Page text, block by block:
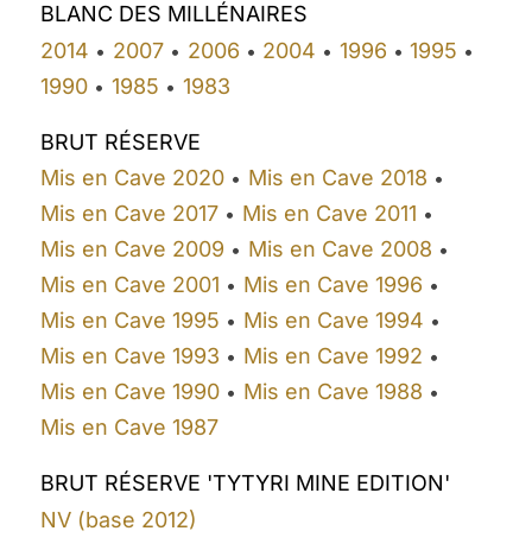
BLANC DES MILLÉNAIRES
2014 • 2007• 2006 • 2004 • 1996 • 1995 •
1990 • 1985 • 1983
BRUT RÉSERVE
Mis en Cave 2020 • Mis en Cave 2018 •
Mis en Cave 2017 • Mis en Cave 2011 •
Mis en Cave 2009 • Mis en Cave 2008 •
Mis en Cave 2001 • Mis en Cave 1996 •
Mis en Cave 1995 • Mis en Cave 1994 •
Mis en Cave 1993 • Mis en Cave 1992 •
Mis en Cave 1990 • Mis en Cave 1988 •
Mis en Cave 1987
BRUT RÉSERVE 'TYTYRI MINE EDITION'
NV (base 2012)